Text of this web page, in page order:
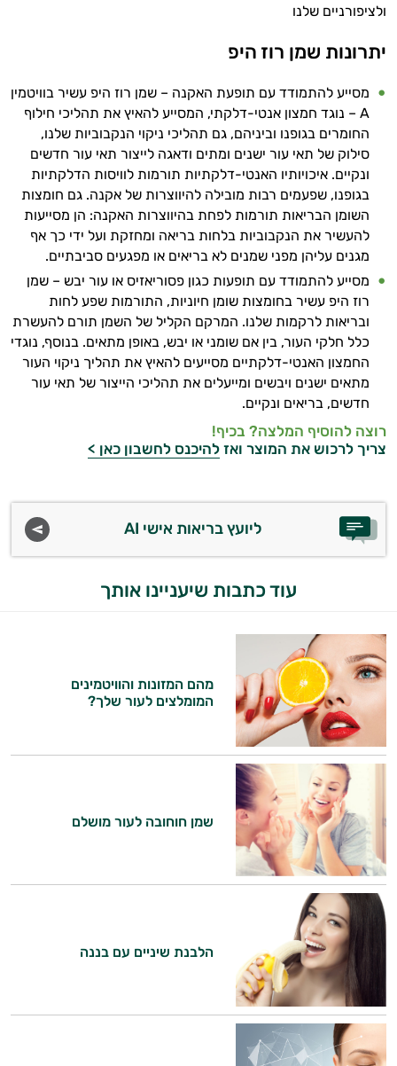
ליופי
טיפוח
מבפנים
סרומים
שמני
בסיס
שמנים
קוסמטיקה
אורגנית
מותגים
הפה
נשית
טיפוח
והשיער
אביזרי
טיפוח
הגנה
מהשמש
ולציפורניים שלנו
יתרונות שמן רוז היפ
מסייע להתמודד עם תופעת האקנה – שמן רוז היפ עשיר בוויטמין
A – נוגד חמצון אנטי-דלקתי, המסייע להאיץ את תהליכי חילוף
החומרים בגופנו וביניהם, גם תהליכי ניקוי הנקבוביות שלנו,
סילוק של תאי עור ישנים ומתים ודאגה לייצור תאי עור חדשים
ונקיים. איכויותיו האנטי-דלקתיות תורמות לוויסות הדלקתיות
בגופנו, שפעמים רבות מובילה להיווצרות של אקנה. גם חומצות
השומן הבריאות תורמות לפחת בהיווצרות האקנה: הן מסייעות
להעשיר את הנקבוביות בלחות בריאה ומחזקת ועל ידי כך אף
מגנים עליהן מפני שמנים לא בריאים או מפגעים סביבתיים.
מסייע להתמודד עם תופעות כגון פסוריאזיס או עור יבש – שמן
רוז היפ עשיר בחומצות שומן חיוניות, התורמות שפע לחות
ובריאות לרקמות שלנו. המרקם הקליל של השמן תורם להעשרת
כלל חלקי העור, בין אם שומני או יבש, באופן מתאים. בנוסף, נוגדי
החמצון האנטי-דלקתיים מסייעים להאיץ את תהליך ניקוי העור
מתאים ישנים ויבשים ומייעלים את תהליכי הייצור של תאי עור
חדשים, בריאים ונקיים.
רוצה להוסיף המלצה? בכיף!
צריך לרכוש את המוצר ואז להיכנס לחשבון כאן >
ליועץ בריאות אישי AI
עוד כתבות שיעניינו אותך
מהם המזונות והוויטמינים
המומלצים לעור שלך?
שמן חוחובה לעור מושלם
הלבנת שיניים עם בננה